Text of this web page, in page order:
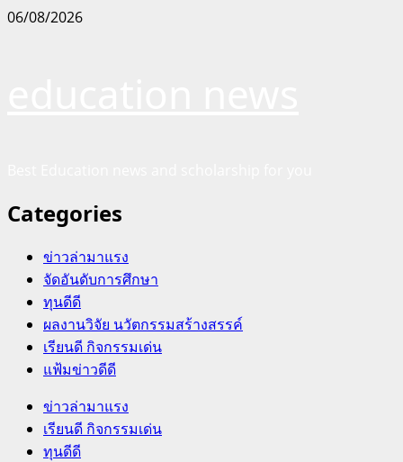
Skip
06/08/2026
Categories
ข่าวล่ามาแรง
จัดอันดับการศึกษา
ทุนดีดี
ผลงานวิจัย นวัตกรรมสร้างสรรค์
เรียนดี กิจกรรมเด่น
แฟ้มข่าวดีดี
Primary
Menu
ข่าวล่ามาแรง
เรียนดี กิจกรรมเด่น
ทุนดีดี